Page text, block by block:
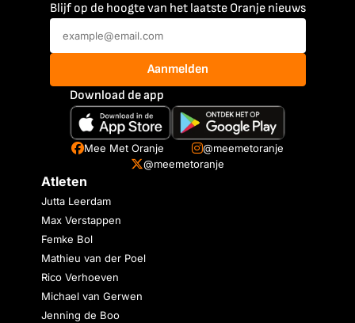
Blijf op de hoogte van het laatste Oranje nieuws
Aanmelden
Download de app
Mee Met Oranje
@meemetoranje
@meemetoranje
Atleten
Jutta Leerdam
Max Verstappen
Femke Bol
Mathieu van der Poel
Rico Verhoeven
Michael van Gerwen
Jenning de Boo